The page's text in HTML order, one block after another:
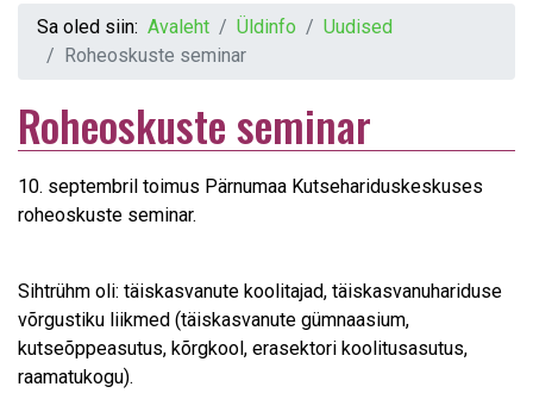
Sa oled siin: Avaleht Üldinfo
Uudised
Roheoskuste seminar
Roheoskuste seminar
10. septembril toimus Pärnumaa Kutsehariduskeskuses
roheoskuste seminar.
Sihtrühm oli: täiskasvanute koolitajad, täiskasvanuhariduse
võrgustiku liikmed (täiskasvanute gümnaasium,
kutseõppeasutus, kõrgkool, erasektori koolitusasutus,
raamatukogu).